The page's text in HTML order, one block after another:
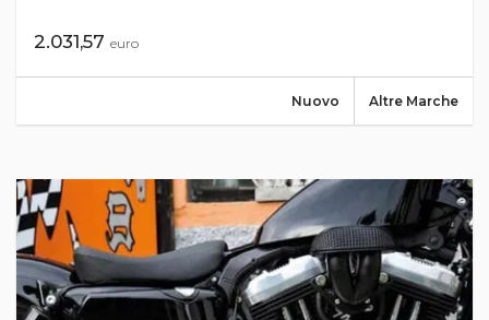
2.031,57 euro
Altre Marche
Nuovo